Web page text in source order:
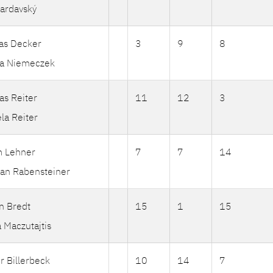
Decker
Niemeczek
3 9 8
Reiter
Reiter
11 12 3
Lehner
Rabensteiner
7 7 14
Bredt
Maczutajtis
15 1 15
Billerbeck 10 14 7